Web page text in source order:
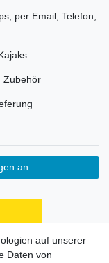
per Email, Telefon,
Zubehör
an
auf unserer
Daten von